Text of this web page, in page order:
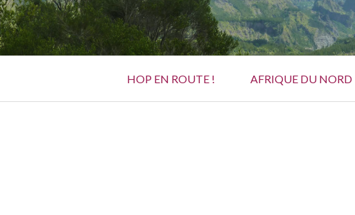
principal
HOP EN ROUTE ! AFRIQUE DU NORD